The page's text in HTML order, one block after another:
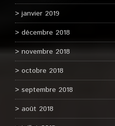
janvier 2019
décembre 2018
novembre 2018
octobre 2018
septembre 2018
août 2018